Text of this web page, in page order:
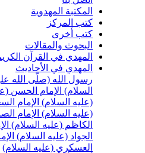
المهدوية
والمقالات
في القرآن الكريم
في الأحاديث
الله (صلّى الله عليه وآله) أمير
الإمام الحسن (عليه السلام)
الإمام السجاد (عليه
الإمام الصادق (عليه
(عليه السلام) الإمام الرضا
(عليه السلام) الإمام الهادي
(عليه السلام)